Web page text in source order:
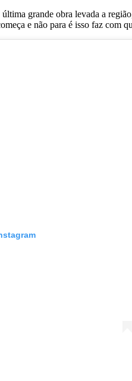
grande obra levada a
e não para é isso faz com